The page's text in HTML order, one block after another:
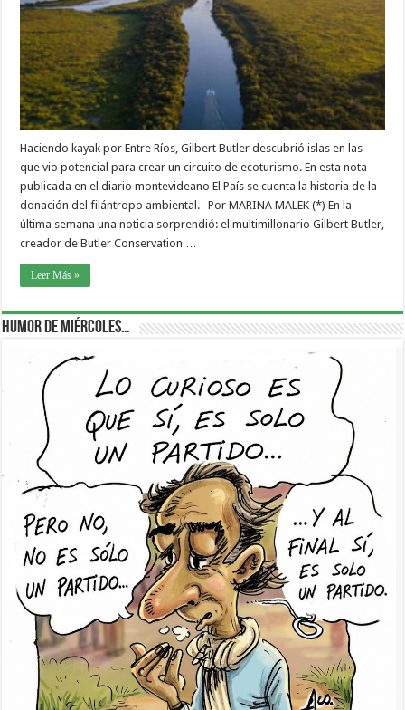
Haciendo kayak por Entre Ríos, Gilbert Butler descubrió islas en las
que vio potencial para crear un circuito de ecoturismo. En esta nota
publicada en el diario montevideano El País se cuenta la historia de la
donación del filántropo ambiental. Por MARINA MALEK (*) En la
última semana una noticia sorprendió: el multimillonario Gilbert Butler,
creador de Butler Conservation …
Leer Más »
Humor de Miércoles…